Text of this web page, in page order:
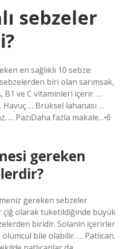
sebzeler
en sağlıklı 10 sebze:
sebzelerden biri olan sarımsak,
B1 ve C vitaminleri içerir. …
… Brüksel lahanası …
… PazıDaha fazla makale…•6
gereken
gereken sebzeler
çiğ olarak tüketildiğinde büyük
biridir. Solanin içerirler
bile olabilir. … Patlıcan.